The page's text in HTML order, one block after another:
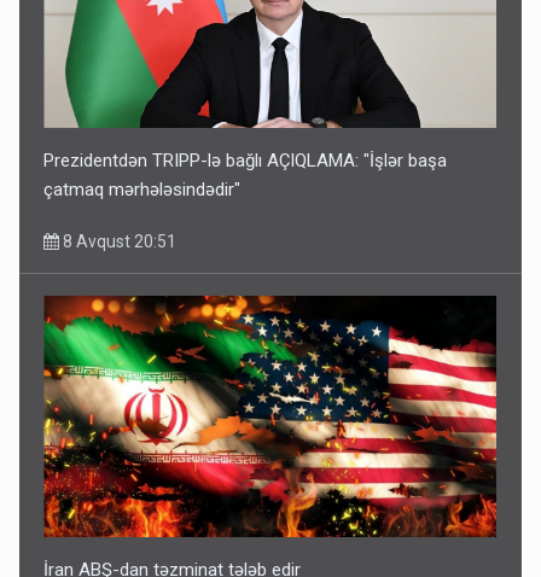
Prezidentdən TRIPP-lə bağlı AÇIQLAMA: "İşlər başa
çatmaq mərhələsindədir"
8 Avqust 20:51
İran ABŞ-dan təzminat tələb edir